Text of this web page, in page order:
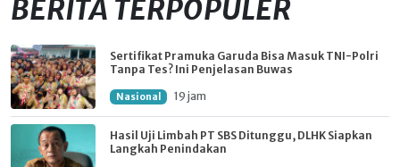
BERITA TERPOPULER
Sertifikat Pramuka Garuda Bisa Masuk TNI-Polri
Tanpa Tes? Ini Penjelasan Buwas
Nasional 19 jam
Hasil Uji Limbah PT SBS Ditunggu, DLHK Siapkan
Langkah Penindakan